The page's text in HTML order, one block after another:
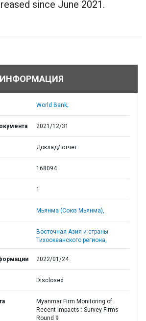
since June 2021.
World Bank;
2021/12/31
Доклад/ отчет
168094
1
Мьянма (Союз Мьянма),
Восточная Азия и страны
Тихоокеанского региона,
2022/01/24
Disclosed
Myanmar Firm Monitoring of
Recent Impacts : Survey Firms
Round 9